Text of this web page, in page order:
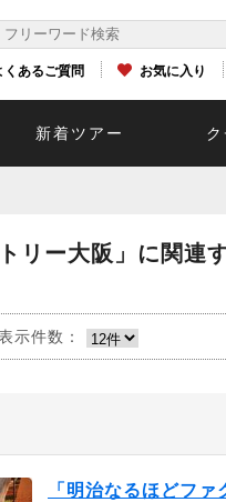
くあるご質問 お気に入り
新着ツアー ク
リー大阪」に関連
示件数：
「明治なるほどファ